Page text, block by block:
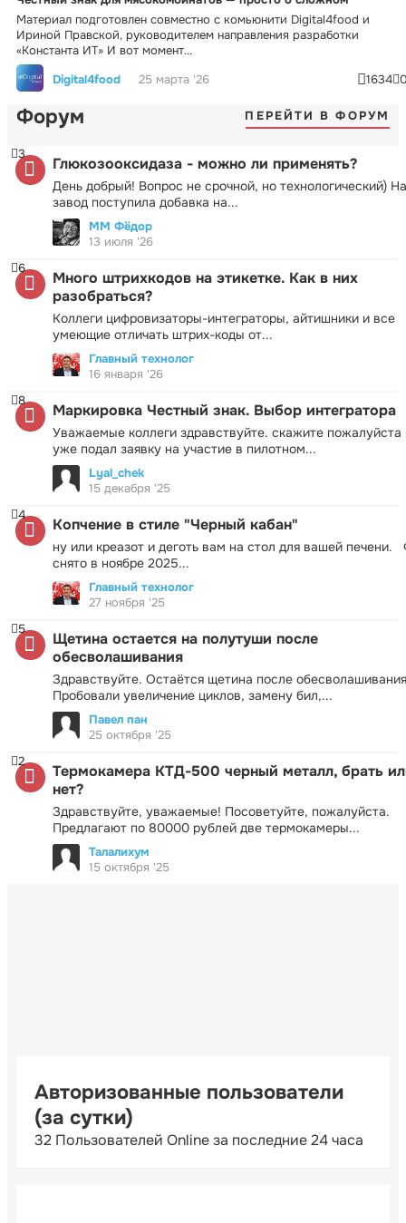
Материал подготовлен совместно с комьюнити Digital4food и
Ириной Правской, руководителем направления разработки
«Константа ИТ» И вот момент...
Digital4food
25 марта '26 1634
Форум ПЕРЕЙТИ В ФОРУМ
Глюкозооксидаза - можно ли применять?
День добрый! Вопрос не срочной, но технологический) На
завод поступила добавка на...
3
ММ Фёдор
13 июля '26
Много штрихкодов на этикетке. Как в них
разобраться?
Коллеги цифровизаторы-интеграторы, айтишники и все
умеющие отличать штрих-коды от...
6
Главный технолог
16 января '26
Маркировка Честный знак. Выбор интегратора
Уважаемые коллеги здравствуйте. скажите пожалуйста
уже подал заявку на участие в пилотном...
8
Lyal_chek
15 декабря '25
Копчение в стиле "Черный кабан"
ну или креазот и деготь вам на стол для вашей печени.
снято в ноябре 2025...
4
Главный технолог
27 ноября '25
Щетина остается на полутуши после
обесволашивания
Здравствуйте. Остаётся щетина после
Пробовали увеличение циклов, замену бил,...
5
Павел пан
25 октября '25
Термокамера КТД-500 черный металл, брать
нет?
Здравствуйте, уважаемые! Посоветуйте, пожалуйста.
Предлагают по 80000 рублей две термокамеры...
2
Талалихум
15 октября '25
Авторизованные пользователи
(за сутки)
32 Пользователей Online за последние 24 часа